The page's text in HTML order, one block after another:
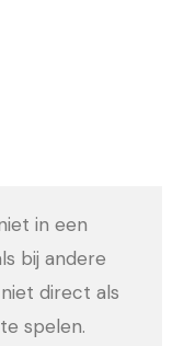
in een
bij andere
direct als
spelen.